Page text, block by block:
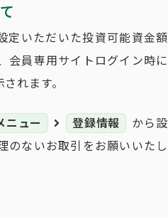
定いただいた投資可能資金額
会員専用サイトログイン時に
れます。
ニュー 登録情報
から設
のないお取引をお願いいたし